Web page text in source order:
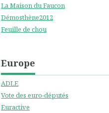
La Maison du Faucon
Démosthène2012
Feuille de chou
Europe
ADLE
Vote des euro-députés
Euractive